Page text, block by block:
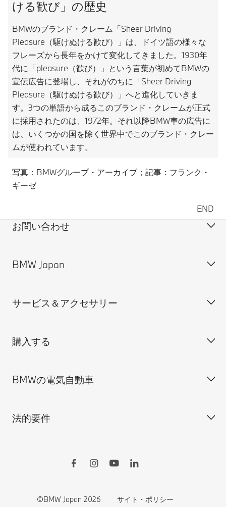
ける歓び」の歴史
BMWのブランド・クレーム「Sheer Driving
Pleasure（駆けぬける歓び）」は、ドイツ語の様々な
フレーズから長年をかけて変化してきました。1930年
代に「pleasure（歓び）」という言葉が初めてBMWの
宣伝広告に登場し、それがのちに「Sheer Driving
Pleasure（駆けぬける歓び）」へと進化していきま
す。3つの単語から成るこのブランド・クレームが正式
に採用されたのは、1972年。それ以降BMW車の広告に
は、いくつかの国を除く世界中でこのブランド・クレー
ムが使われています。
写真：BMWグループ・アーカイブ；記事：フランク・
ギーゼ
END
お問い合わせ
カスタマー・サポート＆お問い合わせ
見積依頼
ディーラー検索
BMW Japan
会社概要
BMW正規ディーラー採用情報
BMWのCSR活動
BMW Motorrad
サービス＆アクセサリー
BMW Service
BMW純正アクセサリー
BMWタイヤ＆ホイール
購入する
ご購入の前に
新車在庫検索
BMWの電気自動車
BMWの電気自動車
法的要件
©BMW Japan 2026
サイト・ポリシー